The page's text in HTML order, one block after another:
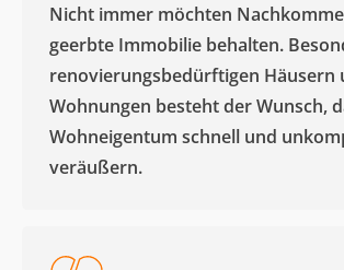
Nicht immer möchten
geerbte Immobilie behalten.
renovierungsbedürftigen Häusern
Wohnungen besteht der Wunsch,
Wohneigentum schnell und
veräußern. ​